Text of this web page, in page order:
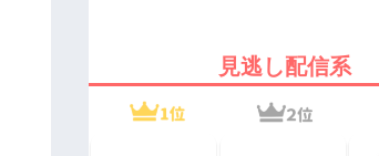
見逃し配信系